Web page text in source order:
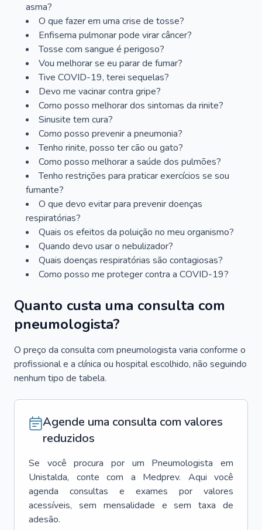
asma?
O que fazer em uma crise de tosse?
Enfisema pulmonar pode virar câncer?
Tosse com sangue é perigoso?
Vou melhorar se eu parar de fumar?
Tive COVID-19, terei sequelas?
Devo me vacinar contra gripe?
Como posso melhorar dos sintomas da rinite?
Sinusite tem cura?
Como posso prevenir a pneumonia?
Tenho rinite, posso ter cão ou gato?
Como posso melhorar a saúde dos pulmões?
Tenho restrições para praticar exercícios se sou
fumante?
O que devo evitar para prevenir doenças
respiratórias?
Quais os efeitos da poluição no meu organismo?
Quando devo usar o nebulizador?
Quais doenças respiratórias são contagiosas?
Como posso me proteger contra a COVID-19?
Quanto custa uma consulta com
pneumologista?
O preço da consulta com pneumologista varia conforme o
profissional e a clínica ou hospital escolhido, não seguindo
nenhum tipo de tabela.
Agende uma consulta com valores
reduzidos
Se você procura por um Pneumologista
em
Unistalda, conte com a Medprev. Aqui você
agenda consultas e exames por valores
acessíveis, sem mensalidade e sem taxa de
adesão.